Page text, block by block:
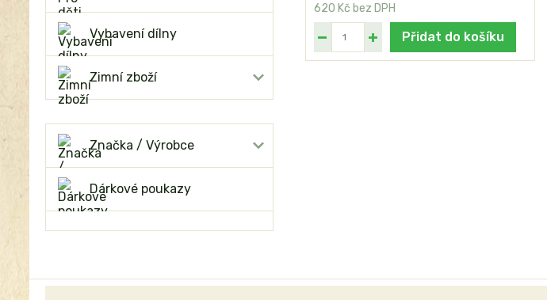
Vybavení dílny
Zimní zboží
Značka / Výrobce
Dárkové poukazy
620 Kč bez DPH
Přidat do košíku